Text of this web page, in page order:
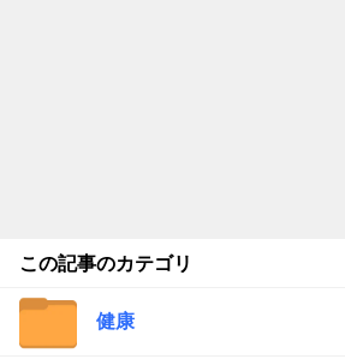
この記事のカテゴリ
健康